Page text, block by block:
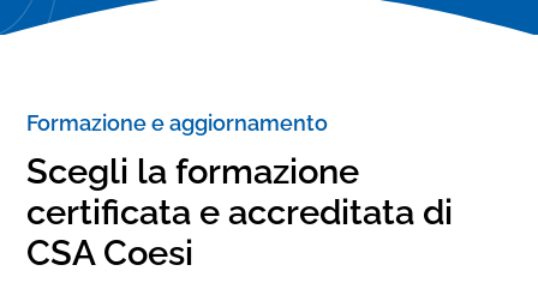
Formazione e aggiornamento
Scegli la formazione
certificata e accreditata di
CSA Coesi